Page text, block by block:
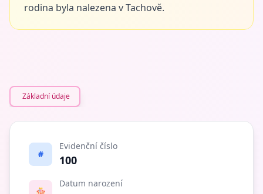
rodina byla nalezena v Tachově.
Základní údaje
#
Evidenční číslo
100
Datum narození